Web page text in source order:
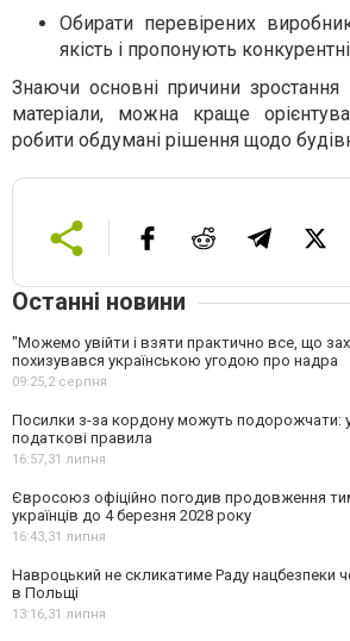
Обирати перевірених
якість і пропонують
Знаючи основні причини зростання
матеріали, можна краще
робити обдумані рішення щодо
Останні новини
"Можемо увійти і взяти практично все, що
похизувався українською угодою про надра
09:25,2 серпня
Посилки з-за кордону можуть подорожчати:
податкові правила
16:57,31 липня
Євросоюз офіційно погодив продовження
українців до 4 березня 2028 року
16:43,31 липня
Навроцький не скликатиме Раду нацбезпеки
в Польщі
13:16,31 липня